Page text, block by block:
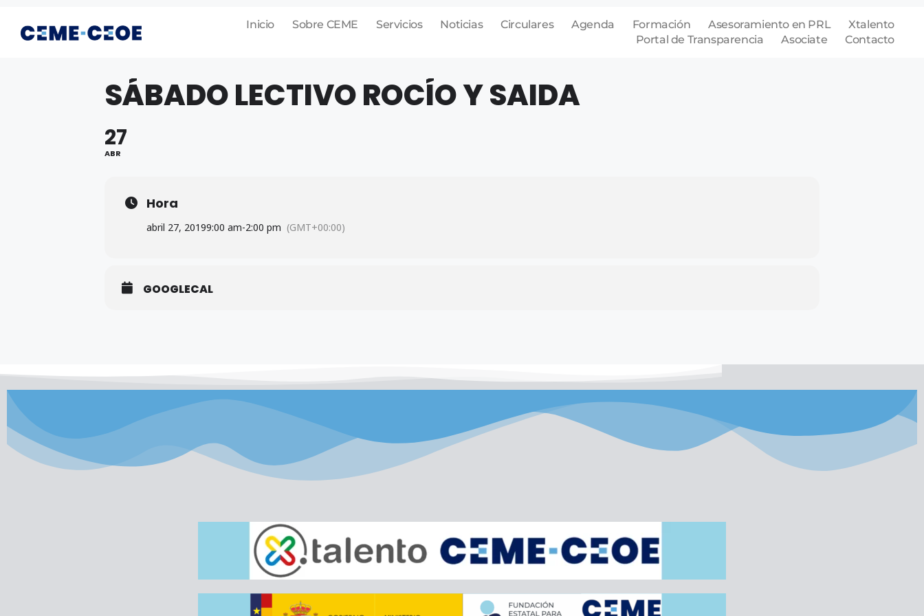
Inicio Sobre CEME Servicios Noticias Circulares Agenda Formación Asesoramiento en PRL
Xtalento
Portal de Transparencia
Asociate Contacto
SÁBADO LECTIVO ROCÍO Y SAIDA
27
ABR
Hora
abril 27, 20199:00 am-2:00 pm (GMT+00:00)
GOOGLECAL